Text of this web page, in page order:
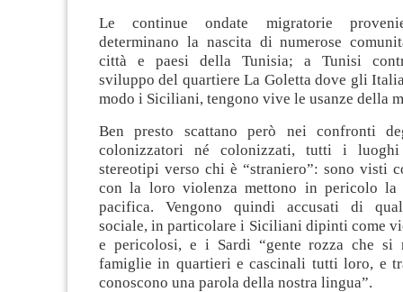
Le continue ondate migratorie
determinano la nascita di numerose
città e paesi della Tunisia; a Tunisi
sviluppo del quartiere La Goletta dove gli
modo i Siciliani, tengono vive le usanze della
Ben presto scattano però nei confronti
colonizzatori né colonizzati, tutti i
stereotipi verso chi è “straniero”: sono visti
con la loro violenza mettono in pericolo la
pacifica. Vengono quindi accusati di
sociale, in particolare i Siciliani dipinti come
e pericolosi, e i Sardi “gente rozza che si
famiglie in quartieri e cascinali tutti loro, e
conoscono una parola della nostra lingua”.